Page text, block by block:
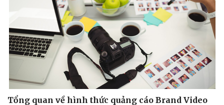
Tổng quan về hình thức quảng cáo Brand Video